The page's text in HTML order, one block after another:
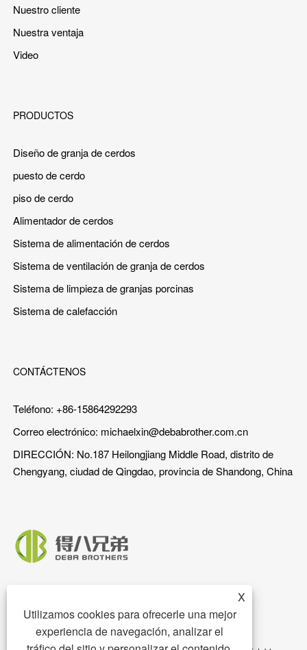
Nuestro cliente
Nuestra ventaja
Video
PRODUCTOS
Diseño de granja de cerdos
puesto de cerdo
piso de cerdo
Alimentador de cerdos
Sistema de alimentación de cerdos
Sistema de ventilación de granja de cerdos
Sistema de limpieza de granjas porcinas
Sistema de calefacción
CONTÁCTENOS
Teléfono: +86-15864292293
Correo electrónico: michaelxin@debabrother.com.cn
DIRECCIÓN: No.187 Heilongjiang Middle Road, distrito de
Chengyang, ciudad de Qingdao, provincia de Shandong, China
X
Utilizamos cookies para ofrecerle una mejor
experiencia de navegación, analizar el